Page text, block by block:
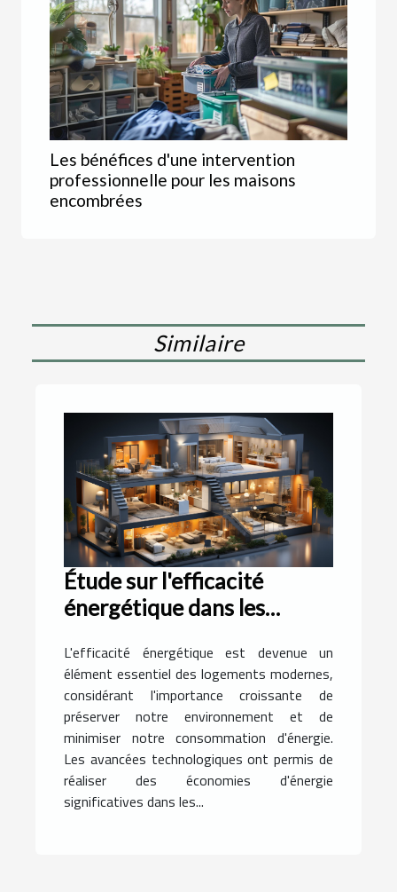
Les bénéfices d'une intervention
professionnelle pour les maisons
encombrées
Similaire
Étude sur l'efficacité
énergétique dans les
L'efficacité énergétique est devenue un
élément essentiel des logements modernes,
considérant l'importance croissante de
préserver notre environnement et de
minimiser notre consommation d'énergie.
Les avancées technologiques ont permis de
réaliser des économies d'énergie
significatives dans les...